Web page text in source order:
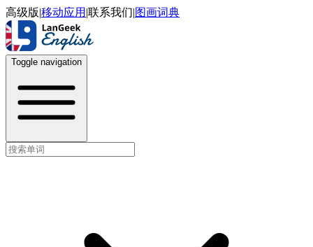
高级版|移动应用 |联系我们|图画词典
Toggle navigation